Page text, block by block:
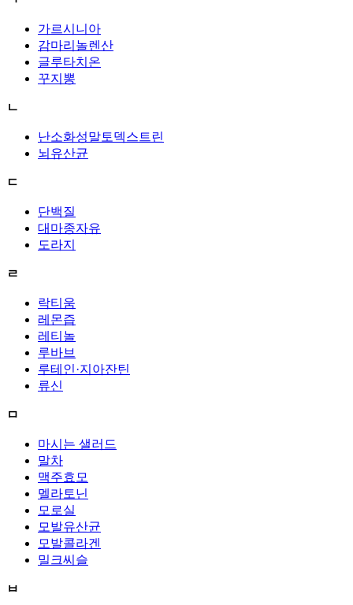
가르시니아
감마리놀렌산
글루타치온
꾸지뽕
ㄴ
난소화성말토덱스트린
뇌유산균
ㄷ
단백질
대마종자유
도라지
ㄹ
락티움
레몬즙
레티놀
루바브
루테인·지아잔틴
류신
ㅁ
마시는 샐러드
말차
맥주효모
멜라토닌
모로실
모발유산균
모발콜라겐
밀크씨슬
ㅂ